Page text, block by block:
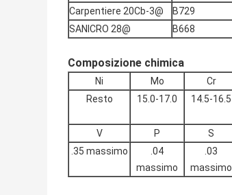
Carpentiere 20Cb-3@
B729
SANICRO 28@
B668
Composizione chimica
Ni Mo Cr
Resto
15.0-17.0 14.5-16.5
V
P S
.35 massimo
.04
massimo
.03
massimo